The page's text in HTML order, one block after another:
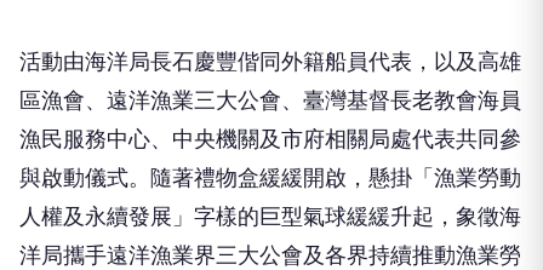
區漁會、遠洋漁業三大公會、臺灣基督長老教會海員
漁民服務中心、中央機關及市府相關局處代表共同參
與啟動儀式。隨著禮物盒緩緩開啟，懸掛「漁業勞動
人權及永續發展」字樣的巨型氣球緩緩升起，象徵海
洋局攜手遠洋漁業界三大公會及各界持續推動漁業勞
動人權與永續發展，也呼應漁業署推動「漁業與人權